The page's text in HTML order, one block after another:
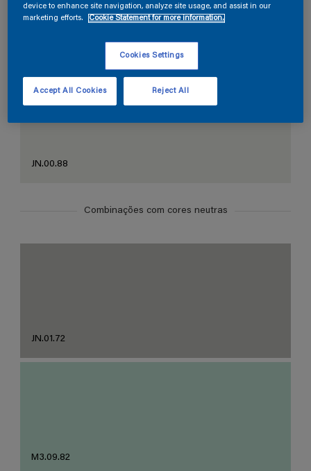
JN.00.88
Combinações com cores neutras
JN.01.72
M3.09.82
device to enhance site navigation, analyze site usage, and assist in our
marketing efforts.
Cookie Statement for more information.
Cookies Settings
Reject All
Accept All Cookies